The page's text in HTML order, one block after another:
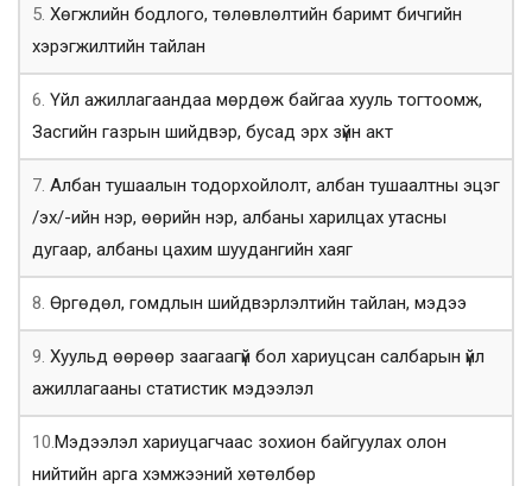
5. Хөгжлийн бодлого, төлөвлөлтийн баримт бичгийн
хэрэгжилтийн тайлан
6. Үйл ажиллагаандаа мөрдөж байгаа хууль тогтоомж,
Засгийн газрын шийдвэр, бусад эрх зүйн акт
7. Албан тушаалын тодорхойлолт, албан тушаалтны эцэг
/эх/-ийн нэр, өөрийн нэр, албаны харилцах утасны
дугаар, албаны цахим шуудангийн хаяг
8. Өргөдөл, гомдлын шийдвэрлэлтийн тайлан, мэдээ
9. Хуульд өөрөөр заагаагүй бол хариуцсан салбарын үйл
ажиллагааны статистик мэдээлэл
10.Mэдээлэл хариуцагчаас зохион байгуулах олон
нийтийн арга хэмжээний хөтөлбөр